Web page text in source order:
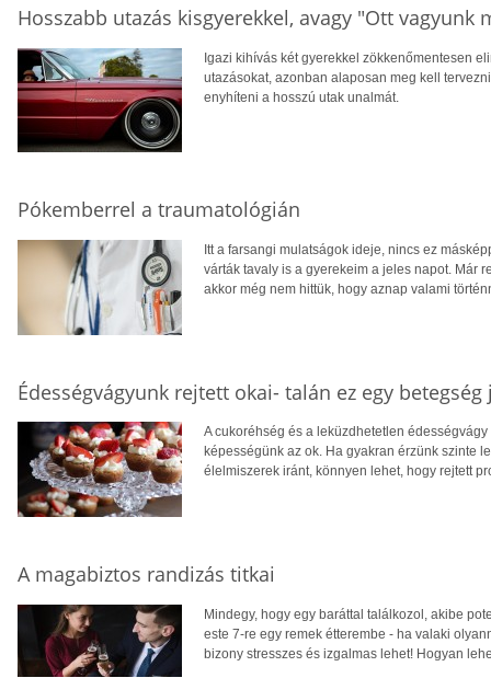
Hosszabb utazás kisgyerekkel, avagy "Ott vagyunk
Igazi kihívás két gyerekkel zökkenőmentesen
utazásokat, azonban alaposan meg kell
enyhíteni a hosszú utak unalmát.
Pókemberrel a traumatológián
Itt a farsangi mulatságok ideje, nincs ez
várták tavaly is a gyerekeim a jeles napot. Már
akkor még nem hittük, hogy aznap valami
Édességvágyunk rejtett okai- talán ez egy betegség
A cukoréhség és a leküzdhetetlen
képességünk az ok. Ha gyakran érzünk szinte
élelmiszerek iránt, könnyen lehet, hogy rejtett
A magabiztos randizás titkai
Mindegy, hogy egy baráttal találkozol, akibe
este 7-re egy remek étterembe - ha valaki
bizony stresszes és izgalmas lehet! Hogyan